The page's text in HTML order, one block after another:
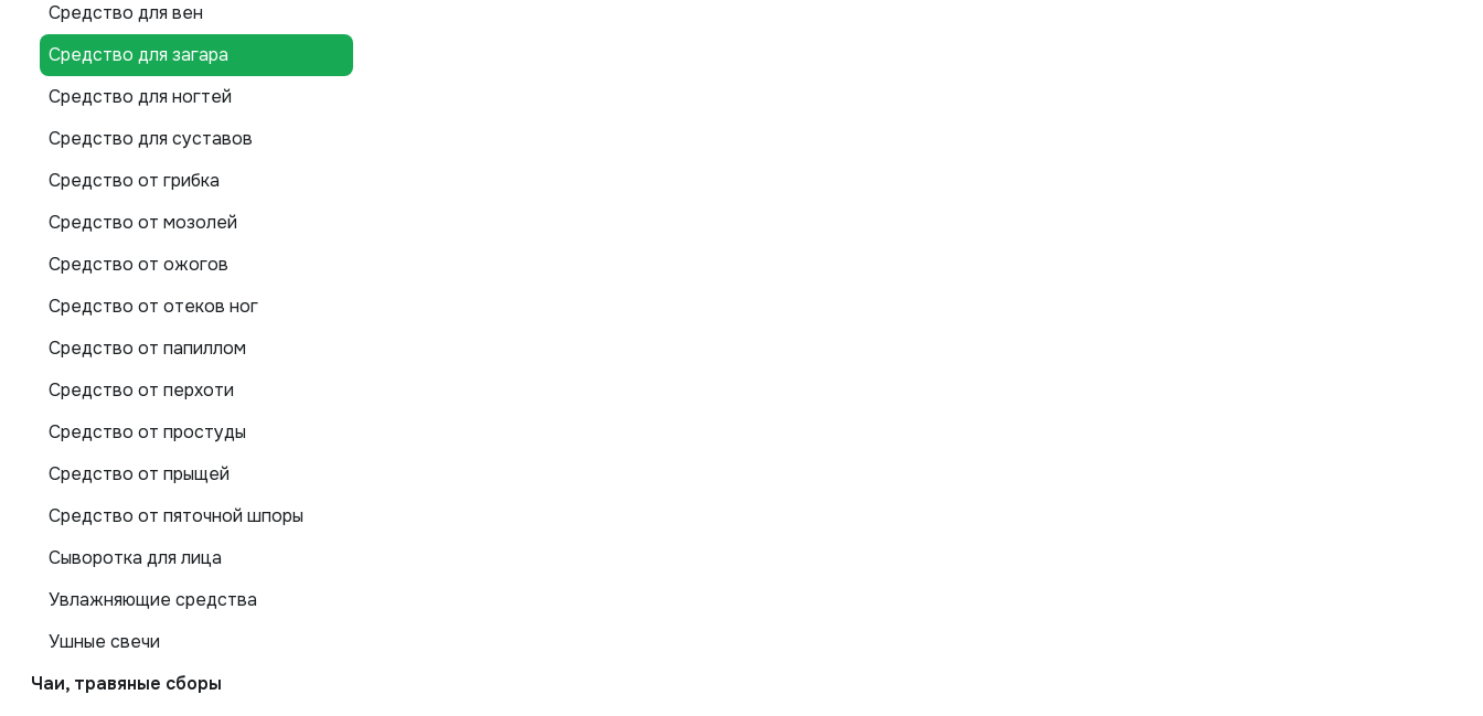
Средство для вен
Средство для загара
Средство для ногтей
Средство для суставов
Средство от грибка
Средство от мозолей
Средство от ожогов
Средство от отеков ног
Средство от папиллом
Средство от перхоти
Средство от простуды
Средство от прыщей
Средство от пяточной шпоры
Сыворотка для лица
Увлажняющие средства
Ушные свечи
Чаи, травяные сборы